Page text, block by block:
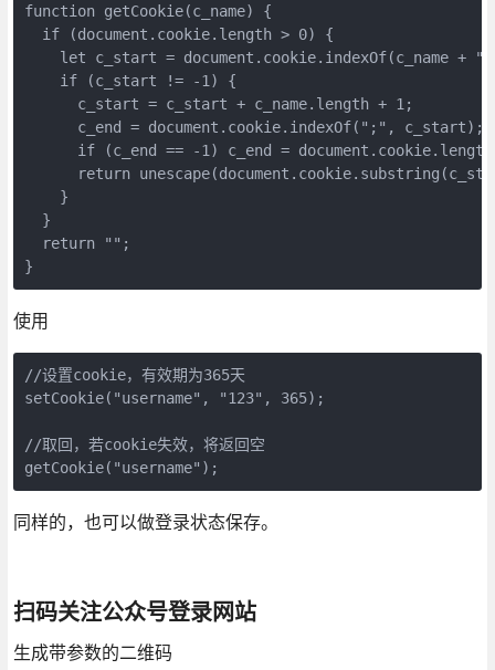
function getCookie(c_name) {
  if (document.cookie.length > 0) {
let c_start = document.cookie.indexOf(c_name +
    if (c_start != -1) {
      c_start = c_start + c_name.length + 1;
      c_end = document.cookie.indexOf(";", c_start);
if (c_end == -1) c_end =
return
    }
  }
  return "";
使用
//设置cookie，有效期为365天
setCookie("username", "123", 365);
//取回，若cookie失效，将返回空
同样的，也可以做登录状态保存。
扫码关注公众号登录网站
生成带参数的二维码